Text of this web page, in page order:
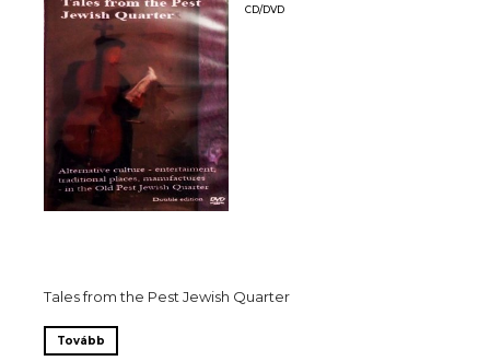
CD/DVD
Tales from the Pest Jewish Quarter
Tovább